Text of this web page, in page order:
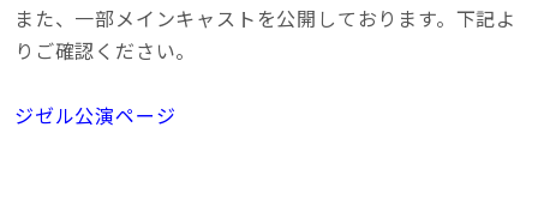
また、一部メインキャストを公開しております。下記よ
りご確認ください。
ジゼル公演ページ